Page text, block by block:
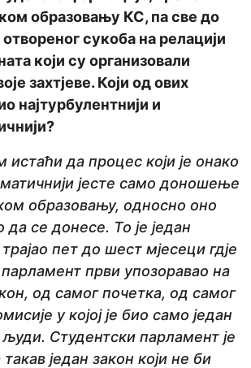
образовању КС, па све до
сукоба на релацији
који су организовали
захтјеве. Који од ових
најтурбулентнији и
истаћи да процес који је онако
јесте само доношење
образовању, односно оно
да се донесе. То је један
пет до шест мјесеци гдје
парламент први упозоравао на
од самог почетка, од самог
у којој је био само један
Студентски парламент је
један закон који не би